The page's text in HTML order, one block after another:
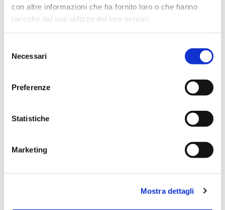
con altre informazioni che ha fornito loro o che hanno
raccolto dal suo utilizzo dei loro servizi.
delNecessari
Preferenze
Statistiche
Marketing
Mostra dettagli
Scopri tutti i prodotti correlati